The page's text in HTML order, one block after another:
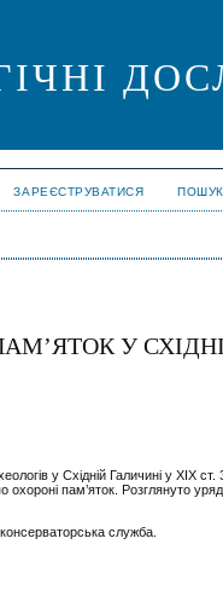
ЗАРЕЄСТРУВАТИСЯ ПОШУК
У
у Східній Галичині у ХІХ
пам’яток. Розглянуто
служба.